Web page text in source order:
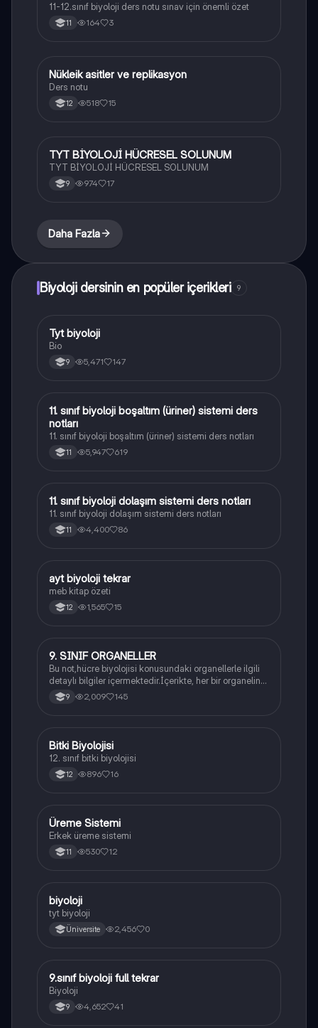
11-12.sınıf biyoloji ders notu sınav için önemli özet
11 164 3
Biyoloji
Nükleik asitler ve replikasyon
Ders notu
12 518 15
Biyoloji
TYT BİYOLOJİ HÜCRESEL SOLUNUM
TYT BİYOLOJİ HÜCRESEL SOLUNUM
9 974 17
Daha Fazla
Biyoloji dersinin en popüler içerikleri 9
Biyoloji
Tyt biyoloji
Bio
9 5,471 147
Biyoloji
11. sınıf biyoloji boşaltım (üriner) sistemi ders
notları
11. sınıf biyoloji boşaltım (üriner) sistemi ders notları
11 5,947 619
Biyoloji
11. sınıf biyoloji dolaşım sistemi ders notları
11. sınıf biyoloji dolaşım sistemi ders notları
11 4,400 86
Biyoloji
ayt biyoloji tekrar
meb kitap özeti
12 1,565 15
Biyoloji
9. SINIF ORGANELLER
Bu not,hücre biyolojisi konusundaki organellerle ilgili
detaylı bilgiler içermektedir.İçerikte, her bir organelin
yapısı,fonksiyonları ve hücre içindeki rolü
açıklanmaktadır.
9 2,009 145
Biyoloji
Bitki Biyolojisi
12. sınıf bitki biyolojisi
12 896 16
Biyoloji
Üreme Sistemi
Erkek üreme sistemi
11 530 12
BBiyoloji
biyoloji
tyt biyoloji
Üniversite 2,456 0
Biyoloji
9.sınıf biyoloji full tekrar
Biyoloji
9 4,652 41